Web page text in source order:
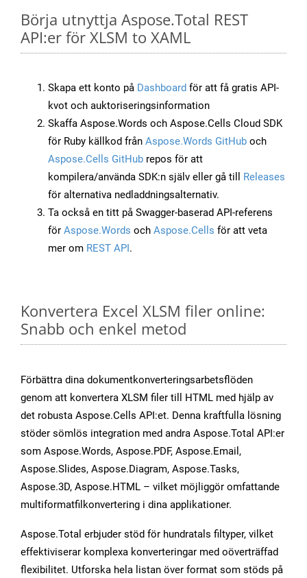
Börja utnyttja Aspose.Total REST
API:er för XLSM to XAML
Skapa ett konto på Dashboard för att få gratis API-
kvot och auktoriseringsinformation
Skaffa Aspose.Words och Aspose.Cells Cloud SDK
för Ruby källkod från Aspose.Words GitHub och
Aspose.Cells GitHub repos för att
kompilera/använda SDK:n själv eller gå till Releases
för alternativa nedladdningsalternativ.
Ta också en titt på Swagger-baserad API-referens
för Aspose.Words och Aspose.Cells för att veta
mer om REST API.
Konvertera Excel XLSM filer online:
Snabb och enkel metod
Förbättra dina dokumentkonverteringsarbetsflöden
genom att konvertera XLSM filer till HTML med hjälp av
det robusta Aspose.Cells API:et. Denna kraftfulla lösning
stöder sömlös integration med andra Aspose.Total API:er
som Aspose.Words, Aspose.PDF, Aspose.Email,
Aspose.Slides, Aspose.Diagram, Aspose.Tasks,
Aspose.3D, Aspose.HTML – vilket möjliggör omfattande
multiformatfilkonvertering i dina applikationer.
Aspose.Total erbjuder stöd för hundratals filtyper, vilket
effektiviserar komplexa konverteringar med oöverträffad
flexibilitet. Utforska hela listan över format som stöds på